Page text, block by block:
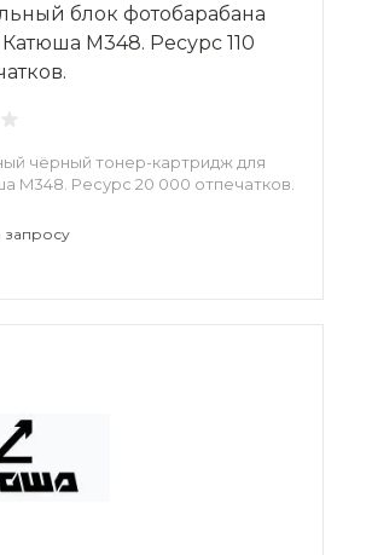
блок фотобарабана
M348. Ресурс 110
чёрный тонер-картридж для
M348. Ресурс 20 000 отпечатков.